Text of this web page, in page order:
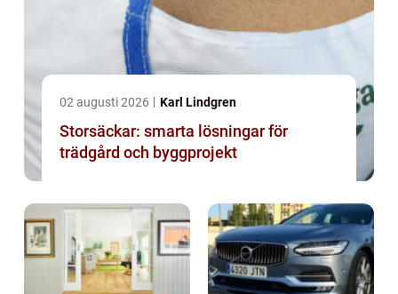
02 augusti 2026 Karl Lindgren
Storsäckar: smarta lösningar för
trädgård och byggprojekt